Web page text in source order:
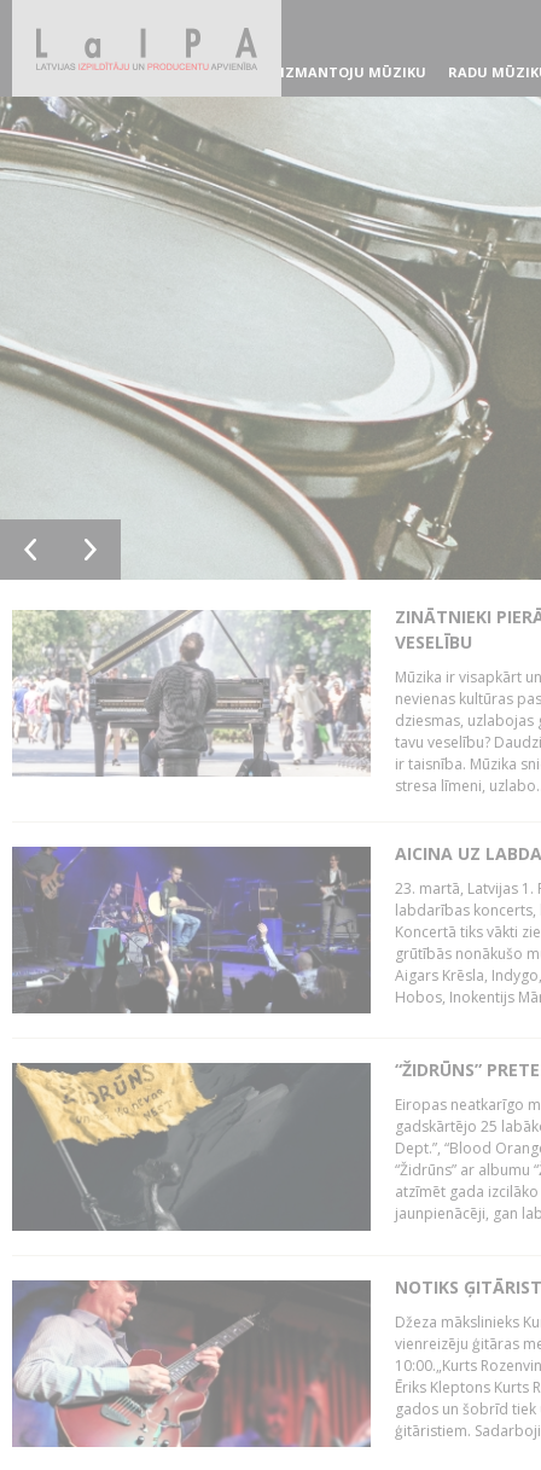
IZMANTOJU MŪZIKU RADU
ZINĀTNIEKI
VESELĪBU
Mūzika ir visapkārt
nevienas kultūras
dziesmas, uzlabojas
tavu veselību?
ir taisnība. Mūzika
stresa līmeni,
AICINA UZ
23. martā, Latvijas 1.
labdarības koncerts,
Koncertā tiks vākti
grūtībās nonākušo
Aigars Krēsla,
Hobos, Inokentijs
“ŽIDRŪNS”
Eiropas neatkarīgo
gadskārtējo 25
Dept.”, “Blood
“Židrūns” ar albumu
atzīmēt gada
jaunpienācēji, gan
NOTIKS
Džeza mākslinieks
vienreizēju ģitāras
10:00.„Kurts
Ēriks Kleptons Kurts
gados un šobrīd
ģitāristiem.